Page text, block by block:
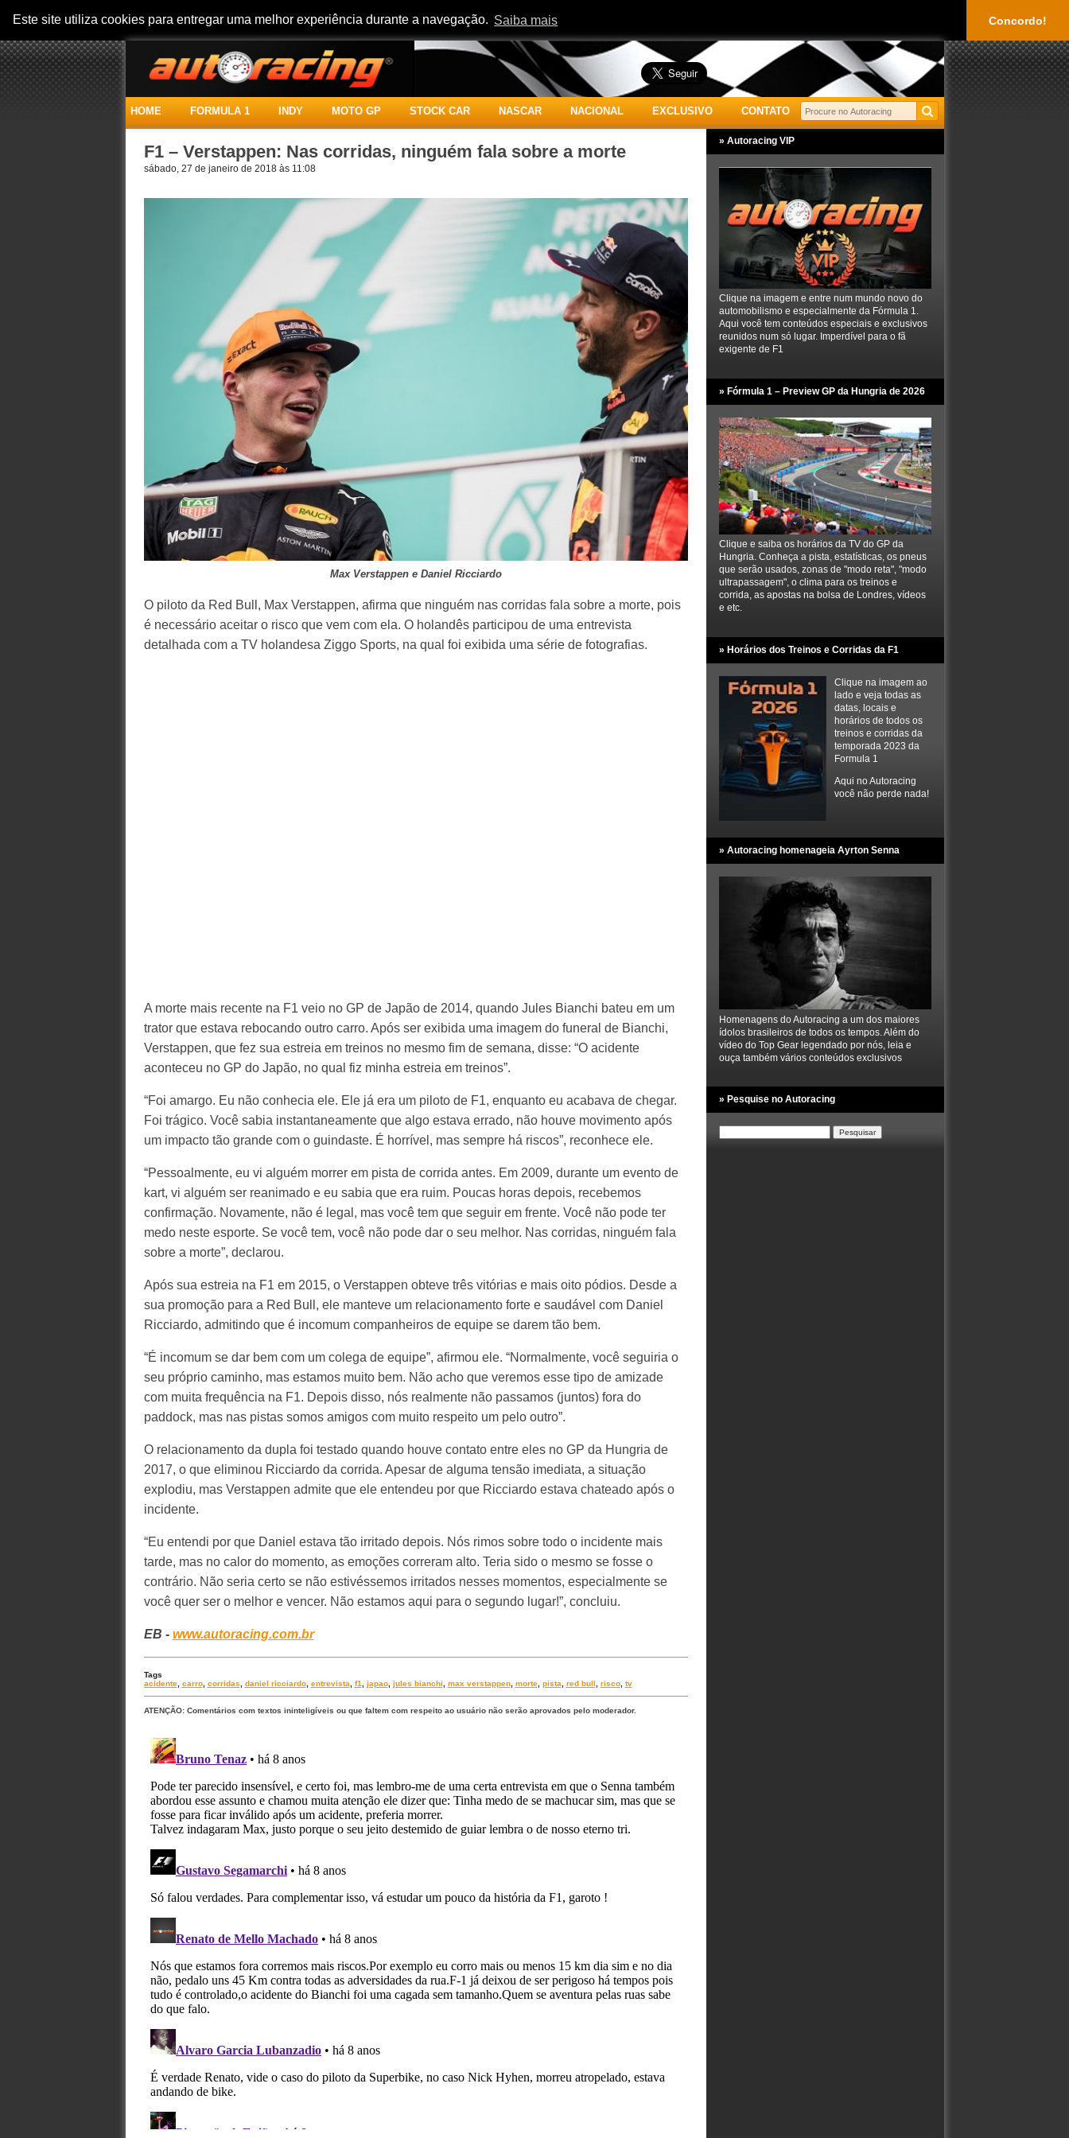
Este site utiliza cookies para entregar uma melhor experiência durante a navegação. Saiba mais Concordo!
HOME FORMULA 1 INDY MOTO GP STOCK CAR NASCAR NACIONAL EXCLUSIVO CONTATO
F1 – Verstappen: Nas corridas, ninguém fala sobre a morte
sábado, 27 de janeiro de 2018 às 11:08
Max Verstappen e Daniel Ricciardo
O piloto da Red Bull, Max Verstappen, afirma que ninguém nas corridas fala sobre a morte, pois
é necessário aceitar o risco que vem com ela. O holandês participou de uma entrevista
detalhada com a TV holandesa Ziggo Sports, na qual foi exibida uma série de fotografias.
A morte mais recente na F1 veio no GP de Japão de 2014, quando Jules Bianchi bateu em um
trator que estava rebocando outro carro. Após ser exibida uma imagem do funeral de Bianchi,
Verstappen, que fez sua estreia em treinos no mesmo fim de semana, disse: “O acidente
aconteceu no GP do Japão, no qual fiz minha estreia em treinos”.
“Foi amargo. Eu não conhecia ele. Ele já era um piloto de F1, enquanto eu acabava de chegar.
Foi trágico. Você sabia instantaneamente que algo estava errado, não houve movimento após
um impacto tão grande com o guindaste. É horrível, mas sempre há riscos”, reconhece ele.
“Pessoalmente, eu vi alguém morrer em pista de corrida antes. Em 2009, durante um evento de
kart, vi alguém ser reanimado e eu sabia que era ruim. Poucas horas depois, recebemos
confirmação. Novamente, não é legal, mas você tem que seguir em frente. Você não pode ter
medo neste esporte. Se você tem, você não pode dar o seu melhor. Nas corridas, ninguém fala
sobre a morte”, declarou.
Após sua estreia na F1 em 2015, o Verstappen obteve três vitórias e mais oito pódios. Desde a
sua promoção para a Red Bull, ele manteve um relacionamento forte e saudável com Daniel
Ricciardo, admitindo que é incomum companheiros de equipe se darem tão bem.
“É incomum se dar bem com um colega de equipe”, afirmou ele. “Normalmente, você seguiria o
seu próprio caminho, mas estamos muito bem. Não acho que veremos esse tipo de amizade
com muita frequência na F1. Depois disso, nós realmente não passamos (juntos) fora do
paddock, mas nas pistas somos amigos com muito respeito um pelo outro”.
O relacionamento da dupla foi testado quando houve contato entre eles no GP da Hungria de
2017, o que eliminou Ricciardo da corrida. Apesar de alguma tensão imediata, a situação
explodiu, mas Verstappen admite que ele entendeu por que Ricciardo estava chateado após o
incidente.
“Eu entendi por que Daniel estava tão irritado depois. Nós rimos sobre todo o incidente mais
tarde, mas no calor do momento, as emoções correram alto. Teria sido o mesmo se fosse o
contrário. Não seria certo se não estivéssemos irritados nesses momentos, especialmente se
você quer ser o melhor e vencer. Não estamos aqui para o segundo lugar!”, concluiu.
EB - www.autoracing.com.br
Tags
acidente, carro, corridas daniel ricciardo, entrevista f1 japao, jules bianchi max verstappen, morte, pista red bull risco, tv
ATENÇÃO: Comentários com textos ininteligíveis ou que faltem com respeito ao usuário não serão aprovados pelo moderador.
» Autoracing VIP
Clique na imagem e entre num mundo novo do
automobilismo e especialmente da Fórmula 1.
Aqui você tem conteúdos especiais e exclusivos
reunidos num só lugar. Imperdível para o fã
exigente de F1
» Fórmula 1 – Preview GP da Hungria de 2026
Clique e saiba os horários da TV do GP da
Hungria. Conheça a pista, estatísticas, os pneus
que serão usados, zonas de "modo reta", "modo
ultrapassagem", o clima para os treinos e
corrida, as apostas na bolsa de Londres, vídeos
e etc.
» Horários dos Treinos e Corridas da F1
Clique na imagem ao
lado e veja todas as
datas, locais e
horários de todos os
treinos e corridas da
temporada 2023 da
Formula 1
Aqui no Autoracing
você não perde nada!
» Autoracing homenageia Ayrton Senna
Homenagens do Autoracing a um dos maiores
ídolos brasileiros de todos os tempos. Além do
vídeo do Top Gear legendado por nós, leia e
ouça também vários conteúdos exclusivos
» Pesquise no Autoracing
Pesquisar
por: